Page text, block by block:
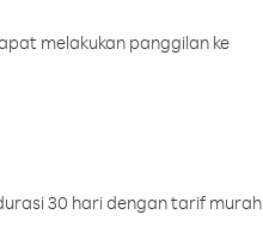
melakukan panggilan ke
30 hari dengan tarif murah